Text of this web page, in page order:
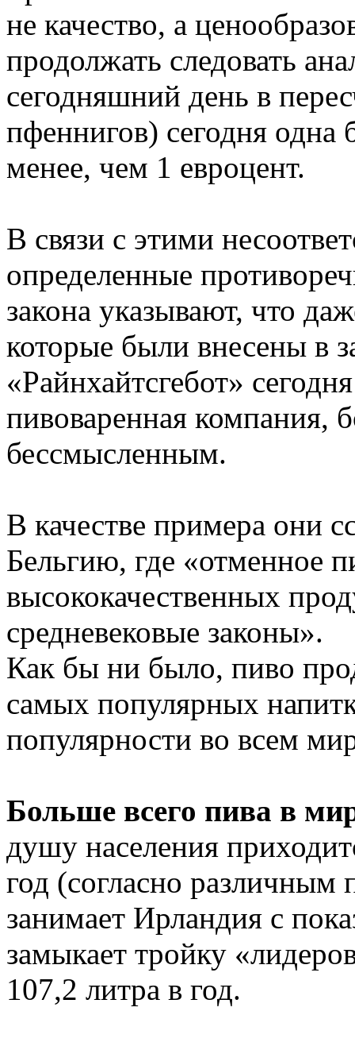
не качество, а
продолжать следовать
сегодняшний день в
пфеннигов) сегодня одна
менее, чем 1 евроцент.
В связи с этими
определенные
закона указывают, что
которые были внесены в
«Райнхайтсгебот»
пивоваренная компания,
бессмысленным.
В качестве примера они
Бельгию, где «отменное
высококачественных
средневековые законы».
Как бы ни было, пиво
самых популярных
популярности во всем
Больше всего пива в
душу населения
год (согласно различным
занимает Ирландия с
замыкает тройку
107,2 литра в год.